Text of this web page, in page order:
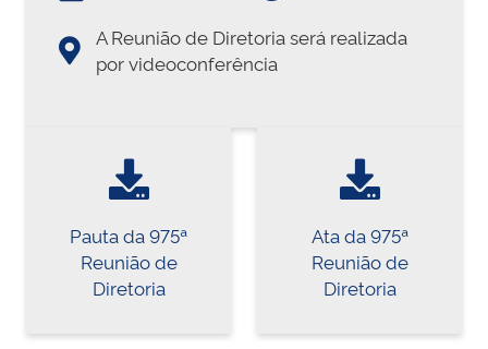
A Reunião de Diretoria será realizada
por videoconferência
Pauta da 975ª
Reunião de
Diretoria
Ata da 975ª
Reunião de
Diretoria